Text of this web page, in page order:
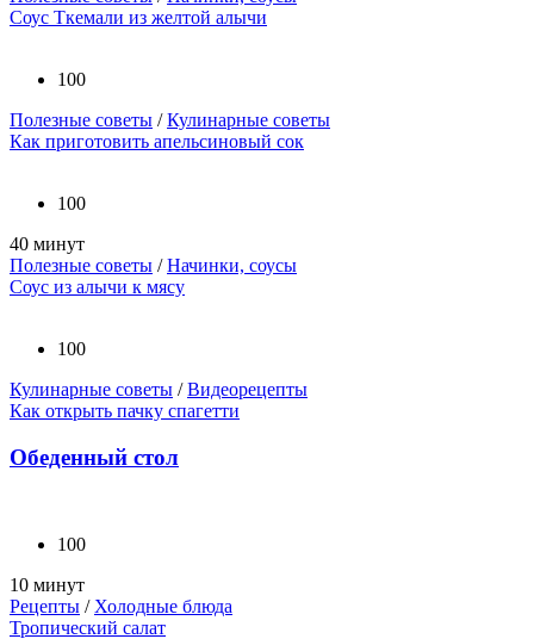
Соус Ткемали из желтой алычи
100
Полезные советы /Кулинарные советы
Как приготовить апельсиновый сок
100
40 минут
Полезные советы /Начинки, соусы
Соус из алычи к мясу
100
Кулинарные советы /Видеорецепты
Как открыть пачку спагетти
Обеденный стол
100
10 минут
Рецепты / Холодные блюда
Тропический салат